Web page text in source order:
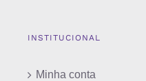
INSTITUCIONAL
Minha conta